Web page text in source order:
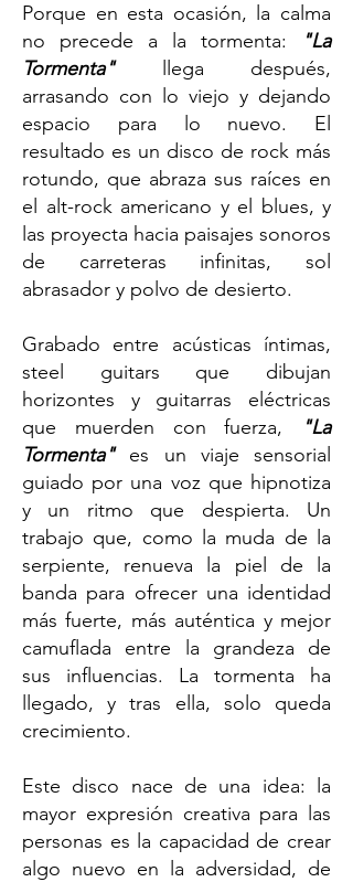
Porque en esta ocasión, la calma
no precede a la tormenta:
"La
Tormenta"llega después,
arrasando con lo viejo y dejando
espacio para lo nuevo. El
resultado es un disco de rock más
rotundo, que abraza sus raíces en
el alt-rock americano y el blues, y
las proyecta hacia paisajes sonoros
de carreteras infinitas, sol
abrasador y polvo de desierto.
Grabado entre acústicas íntimas,
steel guitars que dibujan
horizontes y guitarras eléctricas
que muerden con fuerza,
"La
Tormenta"es un viaje sensorial
guiado por una voz que hipnotiza
y un ritmo que despierta. Un
trabajo que, como la muda de la
serpiente, renueva la piel de la
banda para ofrecer una identidad
más fuerte, más auténtica y mejor
camuflada entre la grandeza de
sus influencias. La tormenta ha
llegado, y tras ella, solo queda
crecimiento.
Este disco nace de una idea: la
mayor expresión creativa para las
personas es la capacidad de crear
algo nuevo en la adversidad, de